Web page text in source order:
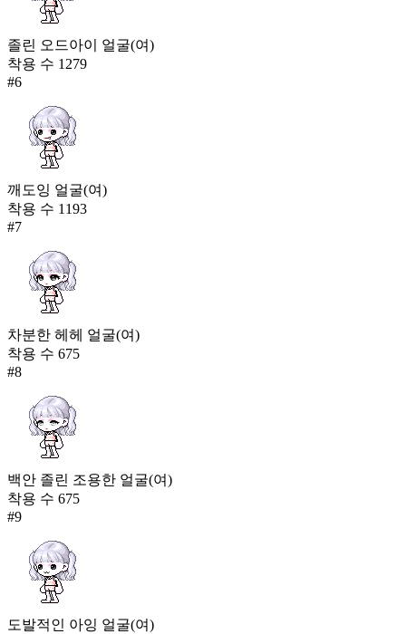
졸린 오드아이 얼굴(여)
착용 수 1279
#6
깨도잉 얼굴(여)
착용 수 1193
#7
차분한 헤헤 얼굴(여)
착용 수 675
#8
백안 졸린 조용한 얼굴(여)
착용 수 675
#9
도발적인 아잉 얼굴(여)